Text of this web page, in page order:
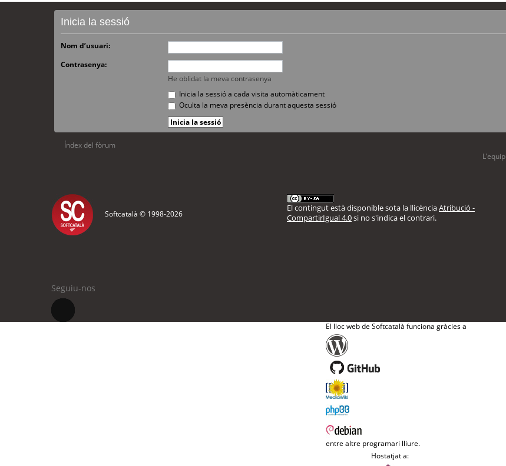
Inicia la sessió
Nom d’usuari:
Contrasenya:
He oblidat la meva contrasenya
Inicia la sessió a cada visita automàticament
Oculta la meva presència durant aquesta sessió
Índex del fòrum
L’equip
Softcatalà © 1998-2026
El contingut està disponible sota la llicènciaAtribució -
CompartirIgual 4.0si no s'indica el contrari.
Seguiu-nos
El lloc web de Softcatalà funciona gràcies a
entre altre programari lliure.
Hostatjat a: